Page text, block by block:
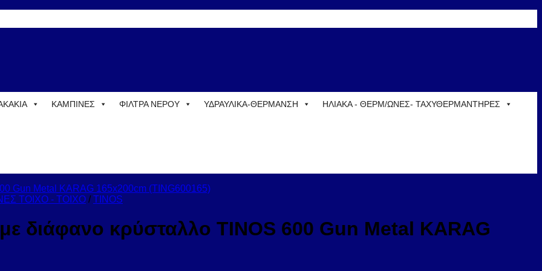
ΚΑΜΠΙΝΕΣ ΦΙΛΤΡΑ ΝΕΡΟΥ ΥΔΡΑΥΛΙΚΑ-ΘΕΡΜΑΝΣΗ ΗΛΙΑΚΑ - ΘΕΡΜ/ΩΝΕΣ- ΤΑΧΥΘΕΡΜΑΝΤΗΡΕΣ
ΤΟΙΧΟ - ΤΟΙΧΟ / TINOS
διάφανο κρύσταλλο TINOS 600 Gun Metal KARAG